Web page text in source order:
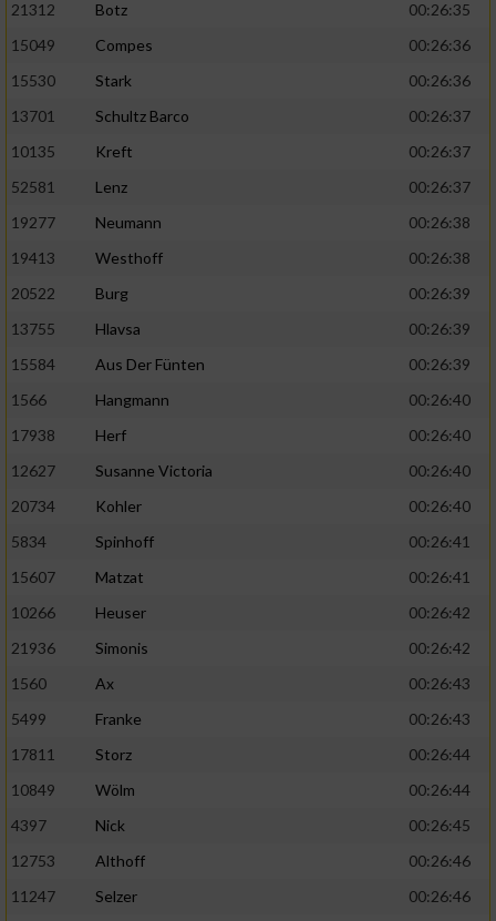
21312 Botz
00:26:35
15049
Compes
00:26:36
15530
Stark
00:26:36
13701
Schultz Barco
00:26:37
10135
Kreft
00:26:37
52581
Lenz
00:26:37
19277
Neumann
00:26:38
19413
Westhoff
00:26:38
20522
Burg
00:26:39
13755
Hlavsa
00:26:39
15584
Aus Der Fünten
00:26:39
1566
Hangmann
00:26:40
17938
Herf
00:26:40
12627
Susanne Victoria
00:26:40
20734
Kohler
00:26:40
5834
Spinhoff
00:26:41
15607
Matzat
00:26:41
10266
Heuser
00:26:42
21936
Simonis
00:26:42
1560
Ax
00:26:43
5499
Franke
00:26:43
17811
Storz
00:26:44
10849
Wölm
00:26:44
4397
Nick
00:26:45
12753
Althoff
00:26:46
11247
Selzer
00:26:46